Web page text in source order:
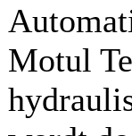
Motul